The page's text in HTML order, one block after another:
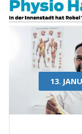
13.